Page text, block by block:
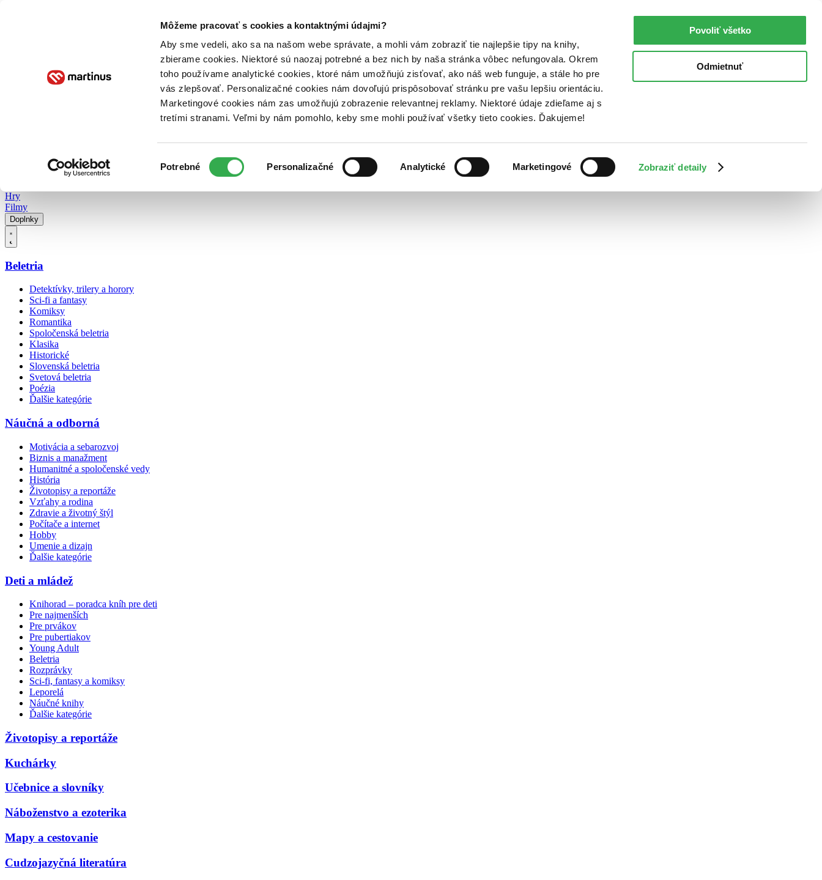
Môžeme pracovať s cookies a kontaktnými údajmi?
Aby sme vedeli, ako sa na našom webe správate, a mohli vám zobraziť tie najlepšie tipy na knihy,
zbierame cookies. Niektoré sú naozaj potrebné a bez nich by naša stránka vôbec nefungovala. Okrem
toho používame analytické cookies, ktoré nám umožňujú zisťovať, ako náš web funguje, a stále ho pre
vás zlepšovať. Personalizačné cookies nám dovoľujú prispôsobovať stránku pre vašu lepšiu orientáciu.
Marketingové cookies nám zas umožňujú zobrazenie relevantnej reklamy. Niektoré údaje zdieľame aj s
tretími stranami. Veľmi by nám pomohlo, keby sme mohli používať všetky tieto cookies. Ďakujeme!
súhlasu
Potrebné Personalizačné Analytické Marketingové Zobraziť detaily
Povoliť všetko
Odmietnuť
Poukážky Kontakt
Hry
Filmy
Doplnky
Beletria
Detektívky, trilery a horory
Sci-fi a fantasy
Komiksy
Romantika
Spoločenská beletria
Klasika
Historické
Slovenská beletria
Svetová beletria
Poézia
Ďalšie kategórie
Náučná a odborná
Motivácia a sebarozvoj
Biznis a manažment
Humanitné a spoločenské vedy
História
Životopisy a reportáže
Vzťahy a rodina
Zdravie a životný štýl
Počítače a internet
Hobby
Umenie a dizajn
Ďalšie kategórie
Deti a mládež
Knihorad – poradca kníh pre deti
Pre najmenších
Pre prvákov
Pre pubertiakov
Young Adult
Beletria
Rozprávky
Sci-fi, fantasy a komiksy
Leporelá
Náučné knihy
Ďalšie kategórie
Životopisy a reportáže
Kuchárky
Učebnice a slovníky
Náboženstvo a ezoterika
Mapy a cestovanie
Cudzojazyčná literatúra